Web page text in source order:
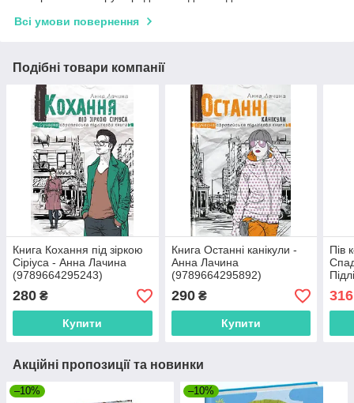
Всі умови повернення
Подібні товари компанії
Книга Кохання під зіркою
Сіріуса - Анна Лачина
(9789664295243)
280 ₴
Купити
Книга Останні канікули -
Анна Лачина
(9789664295892)
290₴
Купити
Пів
Акційні пропозиції та новинки
–10% –10%